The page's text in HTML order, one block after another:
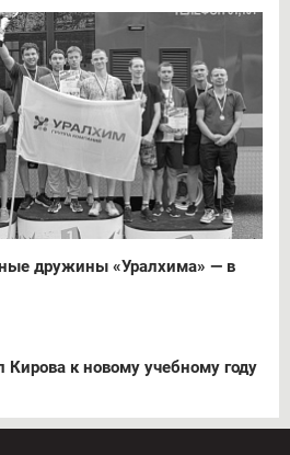
дружины «Уралхима» — в
Кирова к новому учебному году